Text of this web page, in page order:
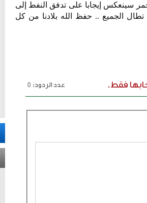
سينعكس إيجابا على تدفق النفط إلى
تطال الجميع .. حفظ الله بلادنا من كل
فقط.
عدد الردود: 0